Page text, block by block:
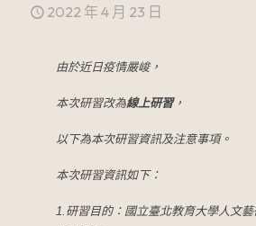
2022 年 4 月 23 日
由於近日疫情嚴峻，
本次研習改為線上研習，
以下為本次研習資訊及注意事項。
本次研習資訊如下：
1.研習目的： 國立臺北教育大學人文